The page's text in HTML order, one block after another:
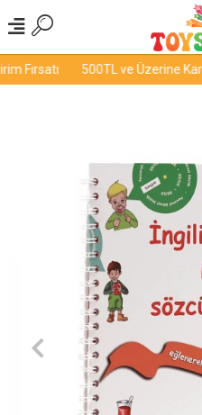
Fırsatı 500TL ve Üzerine